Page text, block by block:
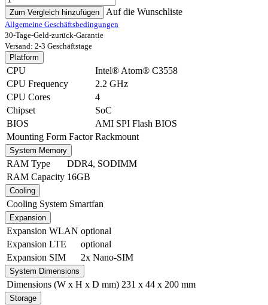
Zum Vergleich hinzufügen Auf die Wunschliste
Allgemeine Geschäftsbedingungen
30-Tage-Geld-zurück-Garantie
Versand: 2-3 Geschäftstage
Platform
CPU
Intel® Atom® C3558
CPU Frequency
2.2 GHz
CPU Cores
4
Chipset
SoC
BIOS
AMI SPI Flash BIOS
Mounting Form Factor Rackmount
System Memory
RAM Type DDR4, SODIMM
RAM Capacity 16GB
Cooling
Cooling System Smartfan
Expansion
Expansion WLAN optional
Expansion LTE
optional
Expansion SIM
2x Nano-SIM
System Dimensions
Dimensions (W x H x D mm) 231 x 44 x 200 mm
Storage